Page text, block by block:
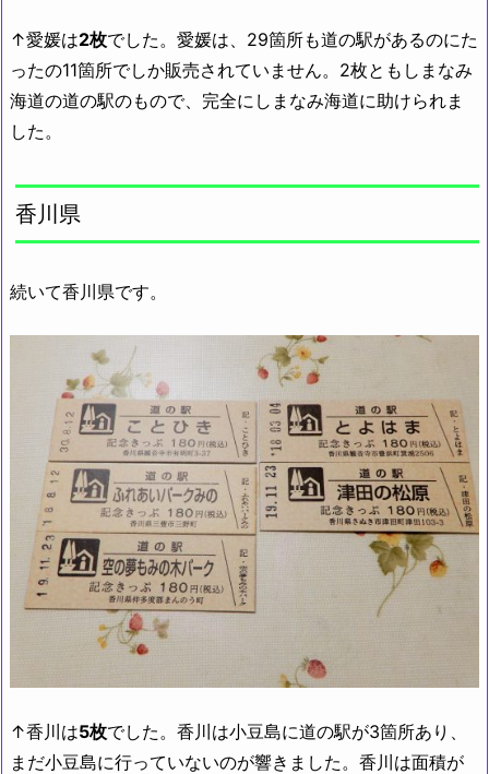
↑愛媛は2枚でした。愛媛は、29箇所も道の駅があるのにた
ったの11箇所でしか販売されていません。2枚ともしまなみ
海道の道の駅のもので、完全にしまなみ海道に助けられま
した。
香川県
続いて香川県です。
↑香川は5枚でした。香川は小豆島に道の駅が3箇所あり、
まだ小豆島に行っていないのが響きました。香川は面積が